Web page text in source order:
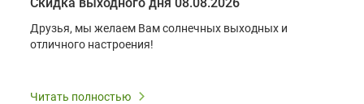
Друзья, мы желаем Вам солнечных выходных и
отличного настроения!
Читать полностью